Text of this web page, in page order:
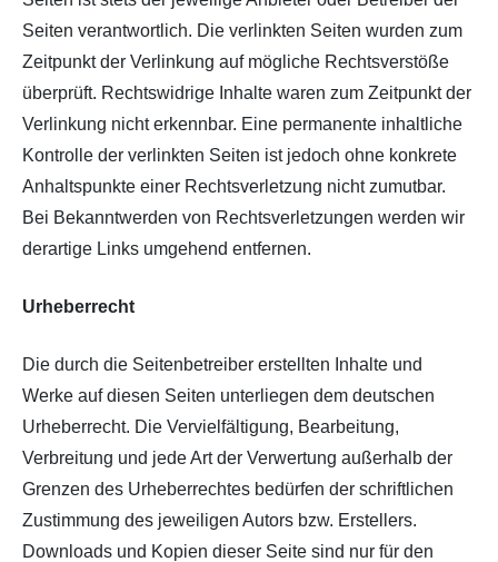
Seiten verantwortlich. Die verlinkten Seiten wurden zum
Zeitpunkt der Verlinkung auf mögliche Rechtsverstöße
überprüft. Rechtswidrige Inhalte waren zum Zeitpunkt der
Verlinkung nicht erkennbar. Eine permanente inhaltliche
Kontrolle der verlinkten Seiten ist jedoch ohne konkrete
Anhaltspunkte einer Rechtsverletzung nicht zumutbar.
Bei Bekanntwerden von Rechtsverletzungen werden wir
derartige Links umgehend entfernen.
Urheberrecht
Die durch die Seitenbetreiber erstellten Inhalte und
Werke auf diesen Seiten unterliegen dem deutschen
Urheberrecht. Die Vervielfältigung, Bearbeitung,
Verbreitung und jede Art der Verwertung außerhalb der
Grenzen des Urheberrechtes bedürfen der schriftlichen
Zustimmung des jeweiligen Autors bzw. Erstellers.
Downloads und Kopien dieser Seite sind nur für den